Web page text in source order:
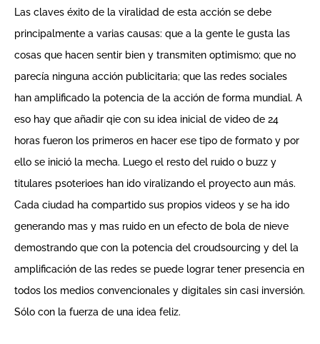
Las claves éxito de la viralidad de esta acción se debe
principalmente a varias causas: que a la gente le gusta las
cosas que hacen sentir bien y transmiten optimismo; que no
parecía ninguna acción publicitaria; que las redes sociales
han amplificado la potencia de la acción de forma mundial. A
eso hay que añadir qie con su idea inicial de video de 24
horas fueron los primeros en hacer ese tipo de formato y por
ello se inició la mecha. Luego el resto del ruido o buzz y
titulares psoterioes han ido viralizando el proyecto aun más.
Cada ciudad ha compartido sus propios videos y se ha ido
generando mas y mas ruido en un efecto de bola de nieve
demostrando que con la potencia del croudsourcing y del la
amplificación de las redes se puede lograr tener presencia en
todos los medios convencionales y digitales sin casi inversión.
Sólo con la fuerza de una idea feliz.